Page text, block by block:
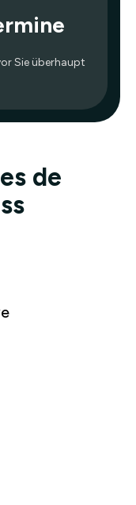
Sie überhaupt
de